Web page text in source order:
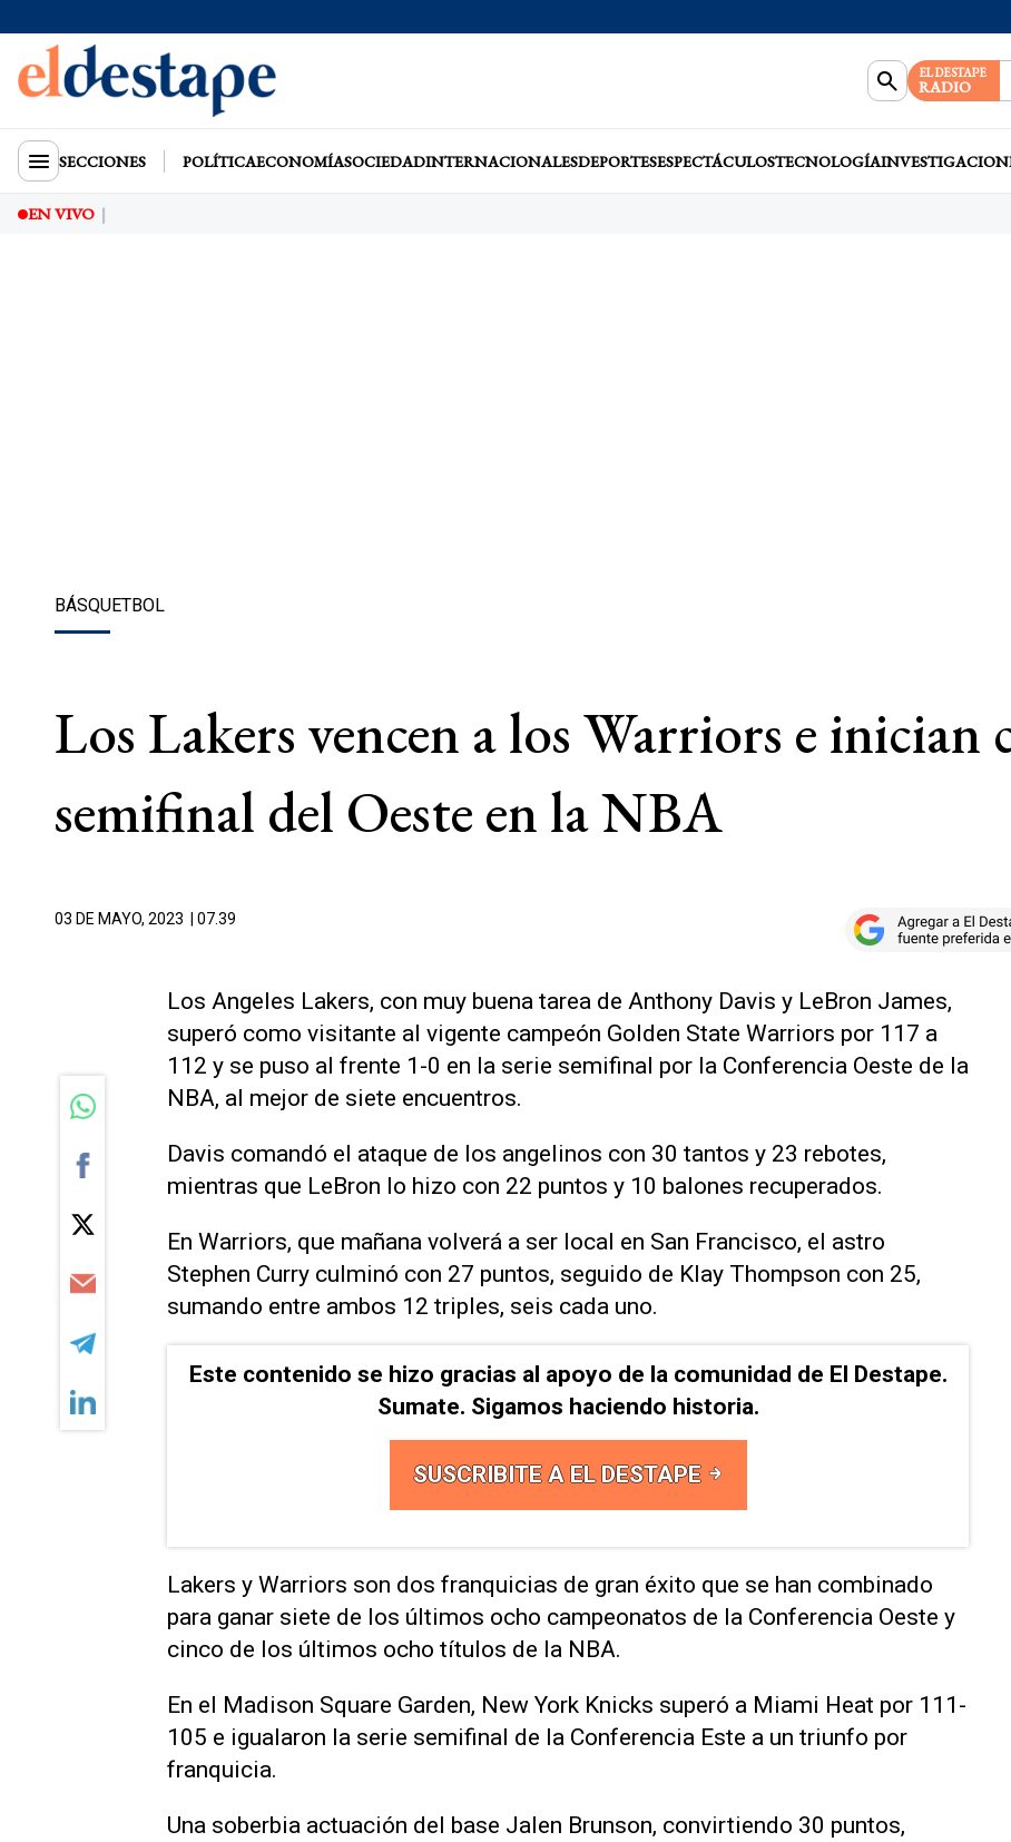
EL DESTAPE
RADIO
SECCIONES POLÍTICAECONOMÍASOCIEDADINTERNACIONALESDEPORTESESPECTÁCULOSTECNOLOGÍA
EN VIVO
BÁSQUETBOL
Los Lakers vencen a los Warriors e inician
semifinal del Oeste en la NBA
03 DE MAYO, 2023 | 07.39
Los Angeles Lakers, con muy buena tarea de Anthony Davis y LeBron James,
superó como visitante al vigente campeón Golden State Warriors por 117 a
112 y se puso al frente 1-0 en la serie semifinal por la Conferencia Oeste de la
NBA, al mejor de siete encuentros.
Davis comandó el ataque de los angelinos con 30 tantos y 23 rebotes,
mientras que LeBron lo hizo con 22 puntos y 10 balones recuperados.
En Warriors, que mañana volverá a ser local en San Francisco, el astro
Stephen Curry culminó con 27 puntos, seguido de Klay Thompson con 25,
sumando entre ambos 12 triples, seis cada uno.
Este contenido se hizo gracias al apoyo de la comunidad de El Destape.
Sumate. Sigamos haciendo historia.
SUSCRIBITE A EL DESTAPE
Lakers y Warriors son dos franquicias de gran éxito que se han combinado
para ganar siete de los últimos ocho campeonatos de la Conferencia Oeste y
cinco de los últimos ocho títulos de la NBA.
En el Madison Square Garden, New York Knicks superó a Miami Heat por 111-
105 e igualaron la serie semifinal de la Conferencia Este a un triunfo por
franquicia.
Una soberbia actuación del base Jalen Brunson, convirtiendo 30 puntos,